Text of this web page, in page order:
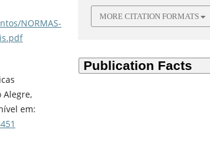
NORMAS-
em:
MORE CITATION FORMATS